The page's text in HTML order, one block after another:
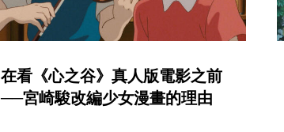
在看《心之谷》真人版電影之前
──宮崎駿改編少女漫畫的理由